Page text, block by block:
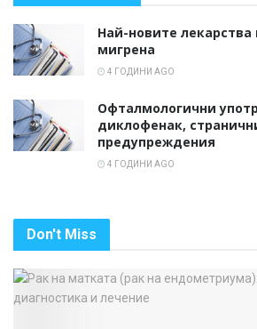
Най-новите лекарства
мигрена
4 ГОДИНИ AGO
Офталмологични
диклофенак,
предупреждения
4 ГОДИНИ AGO
Don't Miss